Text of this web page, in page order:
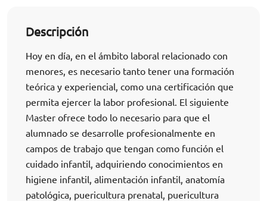
Descripción
Hoy en día, en el ámbito laboral relacionado con
menores, es necesario tanto tener una formación
teórica y experiencial, como una certificación que
permita ejercer la labor profesional. El siguiente
Master ofrece todo lo necesario para que el
alumnado se desarrolle profesionalmente en
campos de trabajo que tengan como función el
cuidado infantil, adquiriendo conocimientos en
higiene infantil, alimentación infantil, anatomía
patológica, puericultura prenatal, puericultura